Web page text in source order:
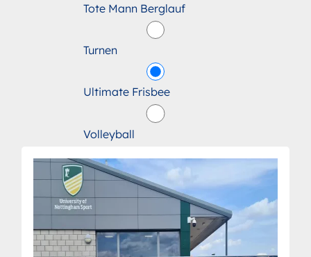
Tote Mann Berglauf
Turnen
Ultimate Frisbee
Volleyball